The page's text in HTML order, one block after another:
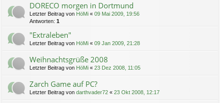
DORECO morgen in Dortmund
Letzter Beitrag von HöMi « 09 Mai 2009, 19:56
Antworten: 1
"Extraleben"
Letzter Beitrag von HöMi « 09 Jan 2009, 21:28
Weihnachtsgrüße 2008
Letzter Beitrag von HöMi « 23 Dez 2008, 11:05
Zarch Game auf PC?
Letzter Beitrag von darthvader72 « 23 Okt 2008, 12:17